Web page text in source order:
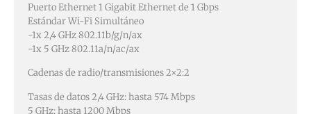
Puerto Ethernet 1 Gigabit Ethernet de 1 Gbps
Estándar Wi-Fi Simultáneo
-1x 2,4 GHz 802.11b/g/n/ax
-1x 5 GHz 802.11a/n/ac/ax
Cadenas de radio/transmisiones 2×2:2
Tasas de datos 2,4 GHz: hasta 574 Mbps
5 GHz: hasta 1200 Mbps